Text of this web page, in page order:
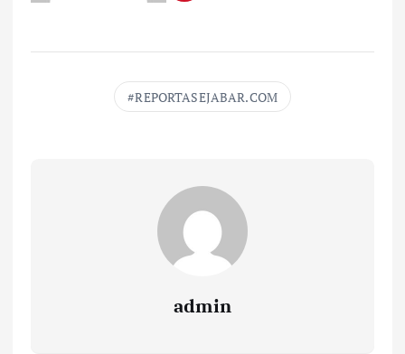
REPORTASEJABAR.COM
admin